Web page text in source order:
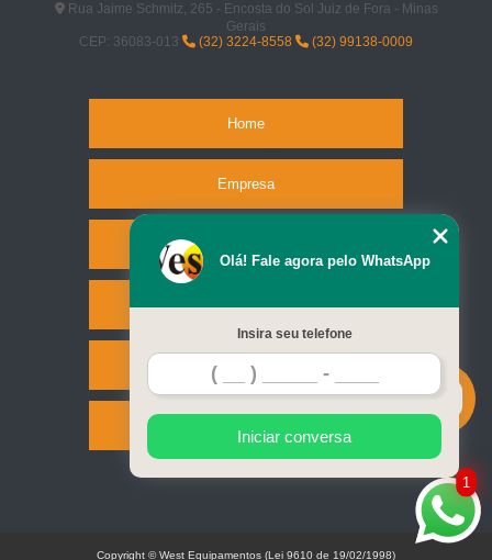
Rua Jaime Schmitz, 265 - Encosta do Sol Juiz de Fora - Minas
Gerais
CEP: 36083-013
(32) 3224-8558 (32) 99138-0009
Home
Empresa
Serviços
Contato
1
Olá! Fale agora pelo WhatsApp
Insira seu telefone
Iniciar conversa
Copyright © West Equipamentos (Lei 9610 de 19/02/1998)